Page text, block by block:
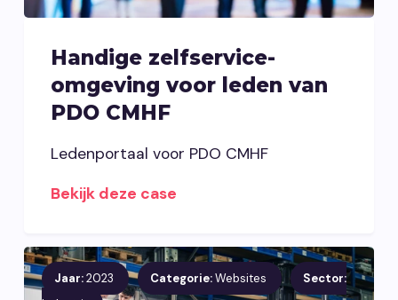
Handige zelfservice-
omgeving voor leden van
PDO CMHF
Ledenportaal voor PDO CMHF
Bekijk deze case
Jaar:2023 Categorie:Websites
Sector: